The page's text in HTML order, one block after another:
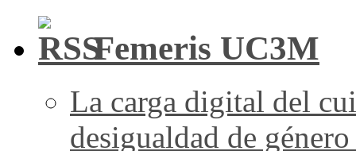
Femeris UC3M
La carga digital del
desigualdad de